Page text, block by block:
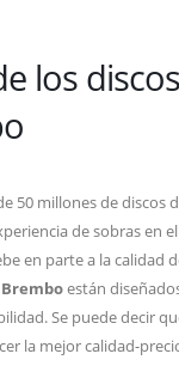
los
50 millones de discos
de sobras en
en parte a la calidad
están
Se puede decir
la mejor calidad-